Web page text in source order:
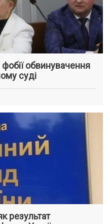
обвинувачення
суді
результат